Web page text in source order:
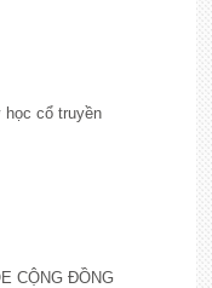
học cổ truyền
CỘNG ĐỒNG